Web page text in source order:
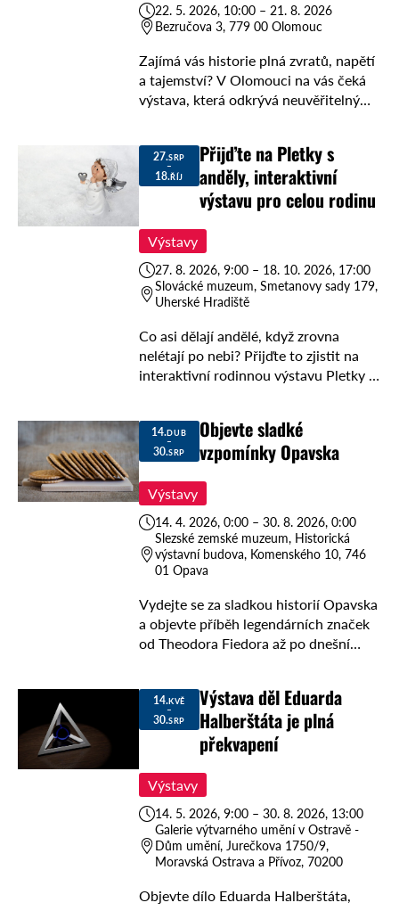
22. 5. 2026, 10:00 – 21. 8. 2026
Bezručova 3, 779 00 Olomouc
Zajímá vás historie plná zvratů, napětí
a tajemství? V Olomouci na vás čeká
výstava, která odkrývá neuvěřitelný
partyzána Jury …
27. SRP
–
18. ŘÍJ
Přijďte na Pletky s
anděly, interaktivní
výstavu pro celou rodinu
Výstavy
27. 8. 2026, 9:00 – 18. 10. 2026, 17:00
Slovácké muzeum, Smetanovy sady 179,
Uherské Hradiště
Co asi dělají andělé, když zrovna
nelétají po nebi? Přijďte to zjistit na
interaktivní rodinnou výstavu Pletky s
14.DUB
–
30. SRP
Objevte sladké
vzpomínky Opavska
Výstavy
14. 4. 2026, 0:00 – 30. 8. 2026, 0:00
Slezské zemské muzeum, Historická
výstavní budova, Komenského 10, 746
01 Opava
Vydejte se za sladkou historií Opavska
a objevte příběh legendárních značek
od Theodora Fiedora až po dnešní
muzeu. Představí unikátní sbírku …
14. KVĚ
–
30. SRP
Výstava děl Eduarda
Halberštáta je plná
překvapení
Výstavy
14. 5. 2026, 9:00 – 30. 8. 2026, 13:00
Galerie výtvarného umění v Ostravě -
Dům umění, Jurečkova 1750/9,
Moravská Ostrava a Přívoz, 70200
Objevte dílo Eduarda Halberštáta,